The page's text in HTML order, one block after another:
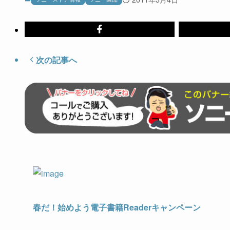
次の記事へ
春だ！始めよう電子書籍Readerキャンペーン